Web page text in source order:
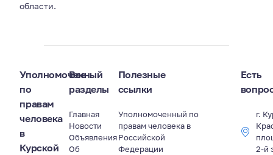
области.
Уполномоченный
по
правам
человека
в
Курской
Все
разделы
Главная
Новости
Объявления
Об
Полезные
ссылки
Уполномоченный по
правам человека в
Российской
Федерации
Есть
г.
2-й